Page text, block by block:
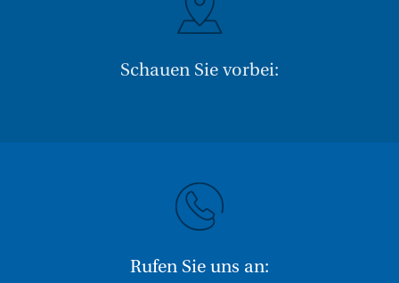
Schauen Sie vorbei:
Rufen Sie uns an: